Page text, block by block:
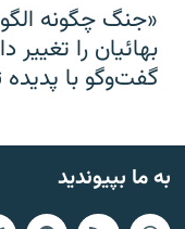
«جنگ چگونه
بهائیان را
گفت‌وگو با پدیده
به ما بپیوندید